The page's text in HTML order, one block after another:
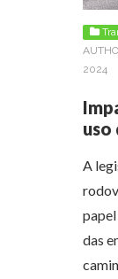
2024
uso
A
das